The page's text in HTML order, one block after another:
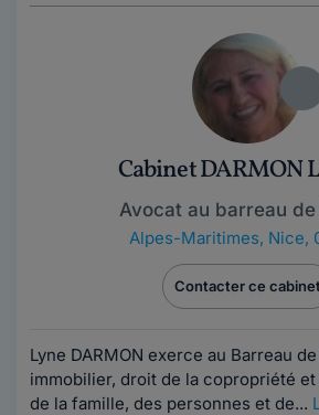
Cabinet DARMON
Avocat au barreau de
Alpes-Maritimes, Nice,
Contacter ce cabinet
Lyne DARMON exerce au Barreau
immobilier, droit de la copropriété
de la famille, des personnes et de...